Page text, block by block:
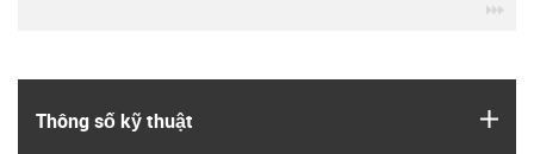
Thông số kỹ thuật